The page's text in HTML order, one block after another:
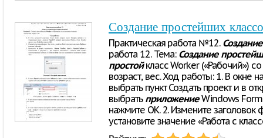
Создание простейших
Практическая работа №12. Создание
работа 12. Тема: Создание
простойкласс Worker («Рабочий»)
возраст, вес. Ход работы: 1. В окне
выбрать пункт Создать проект и в
выбрать приложениеWindows
нажмите ОК. 2. Измените заголовок
установите значение «Работа с